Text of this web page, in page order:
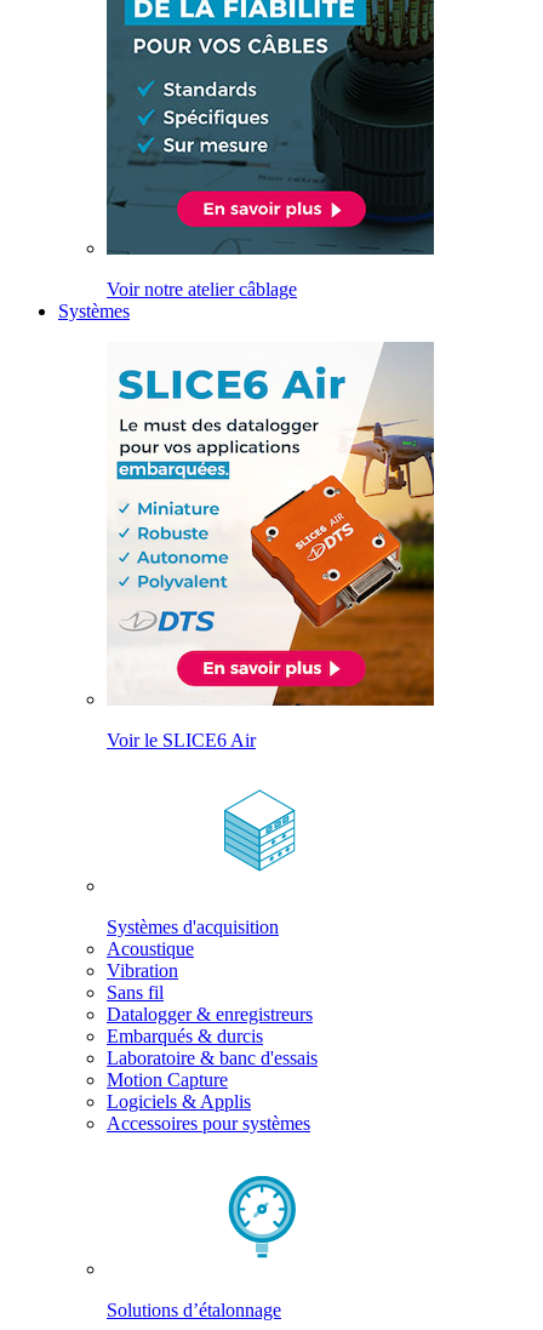
Voir notre atelier câblage
Systèmes
Voir le SLICE6 Air
Systèmes d'acquisition
Acoustique
Vibration
Sans fil
Datalogger & enregistreurs
Embarqués & durcis
Laboratoire & banc d'essais
Motion Capture
Logiciels & Applis
Accessoires pour systèmes
Solutions d’étalonnage